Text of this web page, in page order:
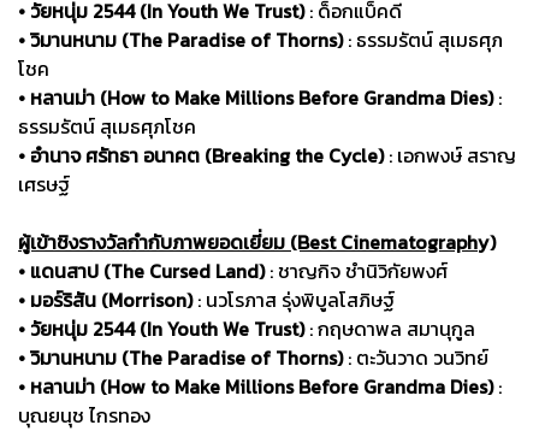
• วัยหนุ่ม 2544 (In Youth We Trust): ด็อกแบ็คดี
• วิมานหนาม (The Paradise of Thorns): ธรรมรัตน์ สุเมธศุภ
โชค
• หลานม่า (How to Make Millions Before Grandma Dies):
ธรรมรัตน์ สุเมธศุภโชค
• อำนาจ ศรัทธา อนาคต (Breaking the Cycle): เอกพงษ์ สราญ
เศรษฐ์
ผู้เข้าชิงรางวัลกำกับภาพยอดเยี่ยม (Best Cinematography)
• แดนสาป (The Cursed Land): ชาญกิจ ชำนิวิกัยพงศ์
• มอร์ริสัน (Morrison): นวโรภาส รุ่งพิบูลโสภิษฐ์
• วัยหนุ่ม 2544 (In Youth We Trust): กฤษดาพล สมานุกูล
• วิมานหนาม (The Paradise of Thorns): ตะวันวาด วนวิทย์
• หลานม่า (How to Make Millions Before Grandma Dies):
บุณยนุช ไกรทอง